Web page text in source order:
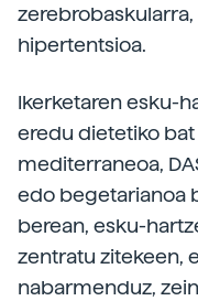
hipertentsioa.
Ikerketaren esku-
eredu dietetiko bat
mediterraneoa,
edo begetarianoa
berean, esku-
zentratu zitekeen,
nabarmenduz,